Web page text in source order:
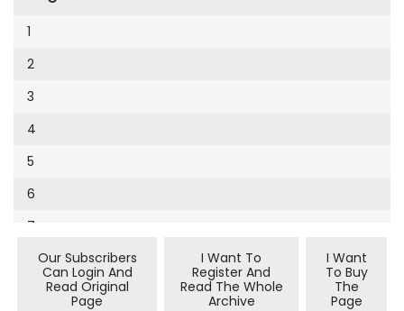
Cumhuriyet Sağlıklı Beslenme
Cumhuriyet Sokak
Cumhuriyet Spor
Cumhuriyet Strateji
Cumhuriyet Tarım
Cumhuriyet Yılbaşı
Çerçeve Eki
Dergi Eki
Ekonomi Eki
1994
9
10
11
12
13
14
15
16
1
2
3
4
5
6
7
Our Subscribers
Can Login And
Read Original
Page
I Want To
Register And
Read The Whole
Archive
I Want
To Buy
The
Page